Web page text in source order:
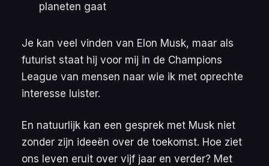
planeten gaat
Je kan veel vinden van Elon Musk, maar als
futurist staat hij voor mij in de Champions
League van mensen naar wie ik met oprechte
interesse luister.
En natuurlijk kan een gesprek met Musk niet
zonder zijn ideeën over de toekomst. Hoe ziet
ons leven eruit over vijf jaar en verder? Met